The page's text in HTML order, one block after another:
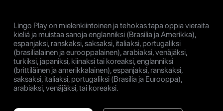
Lingo Play on mielenkiintoinen ja tehokas tapa oppia vieraita
kieliä ja muistaa sanoja englanniksi (Brasilia ja Amerikka),
espanjaksi, ranskaksi, saksaksi, italiaksi, portugaliksi
(brasilialainen ja eurooppalainen), arabiaksi, venäjäksi,
turkiksi, japaniksi, kiinaksi tai koreaksi, englanniksi
(brittiläinen ja amerikkalainen), espanjaksi, ranskaksi,
saksaksi, italiaksi, portugaliksi (Brasilia ja Eurooppa),
arabiaksi, venäjäksi, tai koreaksi.